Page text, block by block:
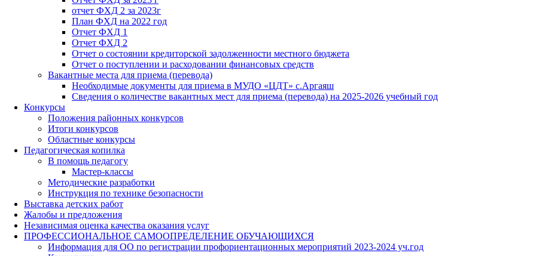
отчет ФХД 2 за 2023г
План ФХД на 2022 год
Отчет ФХД 1
Отчет ФХД 2
Отчет о состоянии кредиторской задолженности местного бюджета
Отчет о поступлении и расходовании финансовых средств
Вакантные места для приема (перевода)
Необходимые документы для приема в МУДО «ЦДТ» с.Аргаяш
Сведения о количестве вакантных мест для приема (перевода) на 2025-2026 учебный год
Конкурсы
Положения районных конкурсов
Итоги конкурсов
Областные конкурсы
Педагогическая копилка
В помощь педагогу
Мастер-классы
Методические разработки
Инструкция по технике безопасности
Выставка детских работ
Жалобы и предложения
Независимая оценка качества оказания услуг
ПРОФЕССИОНАЛЬНОЕ САМООПРЕДЕЛЕНИЕ ОБУЧАЮЩИХСЯ
Информация для ОО по регистрации профориентационных мероприятий 2023-2024 уч.год